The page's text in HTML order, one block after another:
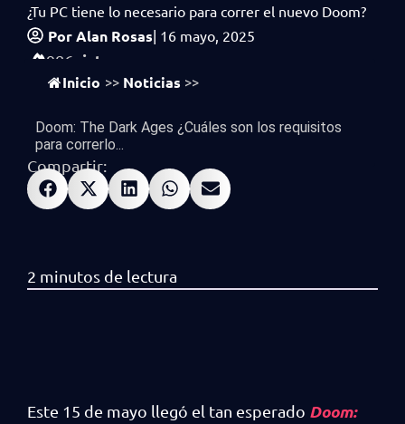
¿Tu PC tiene lo necesario para correr el nuevo Doom?
PorAlan Rosas| 16 mayo, 2025
986 vistas
Inicio >> Noticias >>
Doom: The Dark Ages ¿Cuáles son los requisitos
para correrlo...
Compartir:
Este 15 de mayo llegó el tan esperado Doom: